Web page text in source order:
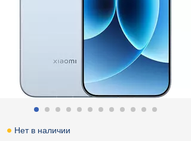
Нет в наличии